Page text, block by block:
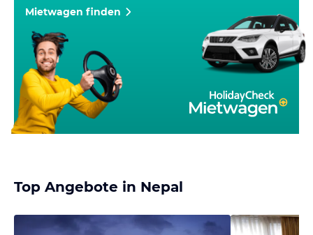
Mietwagen finden
Top Angebote in Nepal